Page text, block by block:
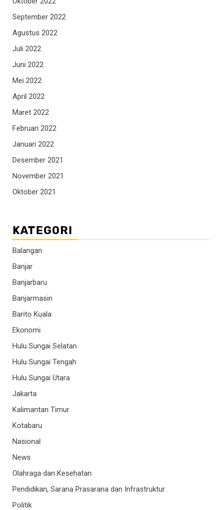
September 2022
Agustus 2022
Juli 2022
Juni 2022
Mei 2022
April 2022
Maret 2022
Februari 2022
Januari 2022
Desember 2021
November 2021
Oktober 2021
KATEGORI
Balangan
Banjar
Banjarbaru
Banjarmasin
Barito Kuala
Ekonomi
Hulu Sungai Selatan
Hulu Sungai Tengah
Hulu Sungai Utara
Jakarta
Kalimantan Timur
Kotabaru
Nasional
News
Olahraga dan Kesehatan
Pendidikan, Sarana Prasarana dan Infrastruktur
Politik